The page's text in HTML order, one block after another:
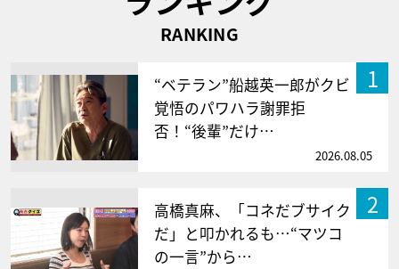
RANKING
1
“ベテラン”船越英一郎がクビ
覚悟のパワハラ謝罪拒
否！“後輩”だけ…
2026.08.05
2
高橋真麻、「コネだブサイク
だ」と叩かれるも…“マツコ
の一言”から…